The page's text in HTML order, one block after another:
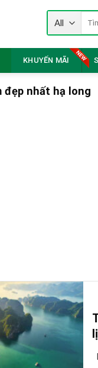
Tìm
KHUYẾN MÃI
đẹp nhất hạ long